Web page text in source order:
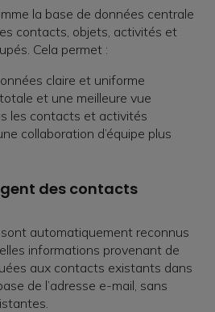
la base de données centrale
contacts, objets, activités et
Cela permet :
claire et uniforme
et une meilleure vue
les contacts et activités
collaboration d’équipe plus
des contacts
automatiquement reconnus
informations provenant de
aux contacts existants dans
de l’adresse e-mail, sans